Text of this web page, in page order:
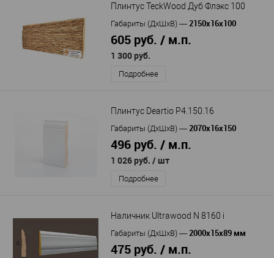
Плинтус TeckWood Дуб Флэкс 100
Габариты (ДхШхВ) — 2150х16х100
605 руб. / м.п.
1 300 руб.
Подробнее
Плинтус Deartio P4.150.16
Габариты (ДхШхВ) — 2070x16x150
496 руб. / м.п.
1 026 руб. / шт
Подробнее
Наличник Ultrawood N 8160 i
Габариты (ДхШхВ) — 2000x15x89 мм
475 руб. / м.п.